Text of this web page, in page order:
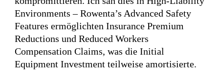
Environments – Rowenta’s Advanced Safety
Features ermöglichten Insurance Premium
Reductions und Reduced Workers
Compensation Claims, was die Initial
Equipment Investment teilweise amortisierte.